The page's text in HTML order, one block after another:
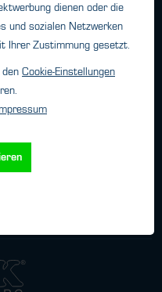
dienen oder die
und sozialen Netzwerken
Ihrer Zustimmung gesetzt.
Cookie-Einstellungen